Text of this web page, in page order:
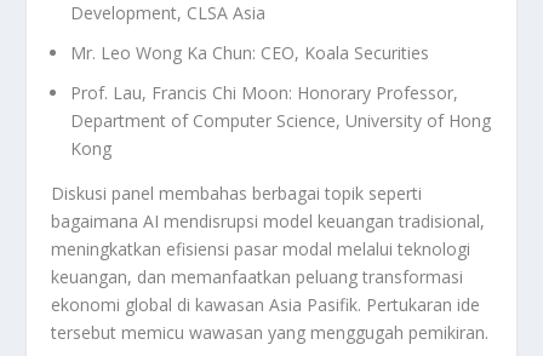
Development, CLSA Asia
Mr. Leo Wong Ka Chun: CEO, Koala Securities
Prof. Lau, Francis Chi Moon: Honorary Professor,
Department of Computer Science, University of Hong
Kong
Diskusi panel membahas berbagai topik seperti
bagaimana AI mendisrupsi model keuangan tradisional,
meningkatkan efisiensi pasar modal melalui teknologi
keuangan, dan memanfaatkan peluang transformasi
ekonomi global di kawasan Asia Pasifik. Pertukaran ide
tersebut memicu wawasan yang menggugah pemikiran.